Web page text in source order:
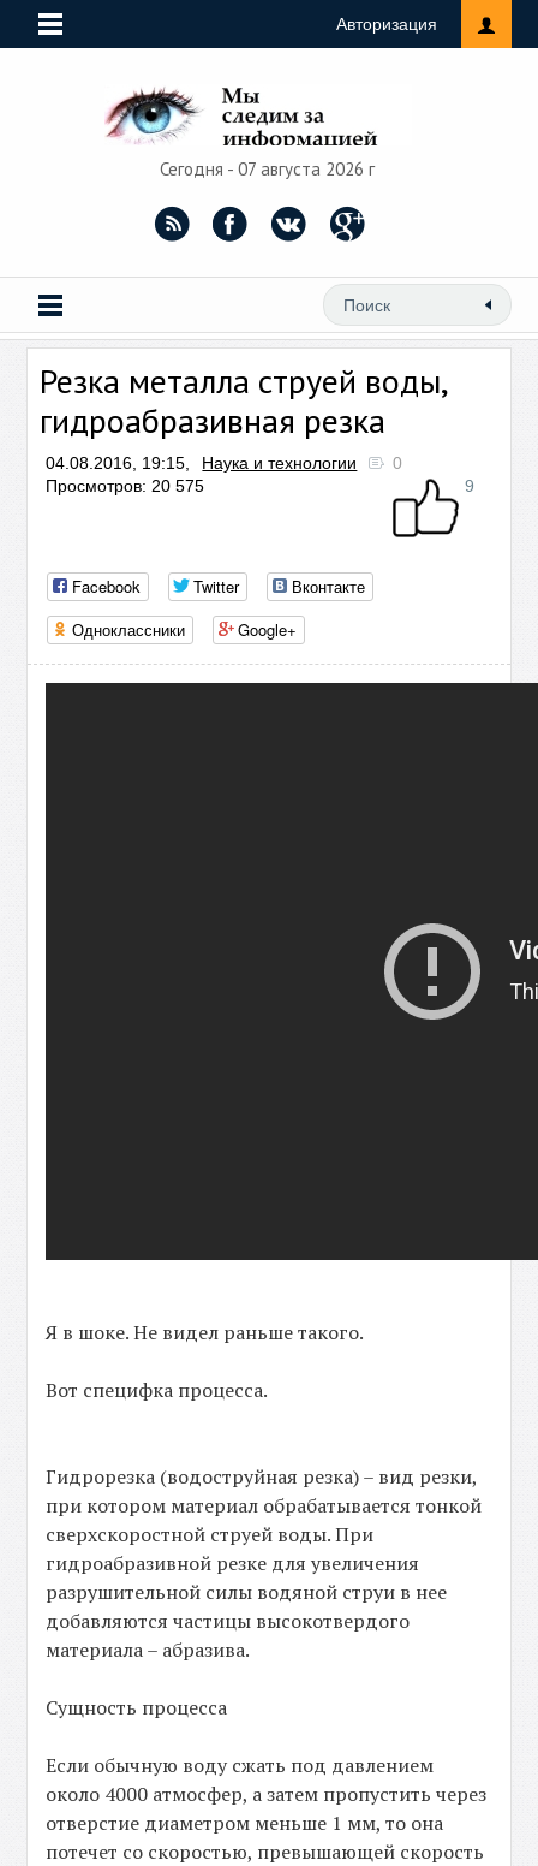
Авторизация
Сегодня - 07 августа 2026 г
Резка металла струей воды,
гидроабразивная резка
04.08.2016, 19:15, Наука и технологии
0
Просмотров: 20 575
9
Facebook Twitter
Вконтакте
Одноклассники
Google+
Я в шоке. Не видел раньше такого.
Вот специфка процесса.
Гидрорезка (водоструйная резка) – вид резки,
при котором материал обрабатывается тонкой
сверхскоростной струей воды. При
гидроабразивной резке для увеличения
разрушительной силы водяной струи в нее
добавляются частицы высокотвердого
материала – абразива.
Сущность процесса
Если обычную воду сжать под давлением
около 4000 атмосфер, а затем пропустить через
отверстие диаметром меньше 1 мм, то она
потечет со скоростью, превышающей скорость